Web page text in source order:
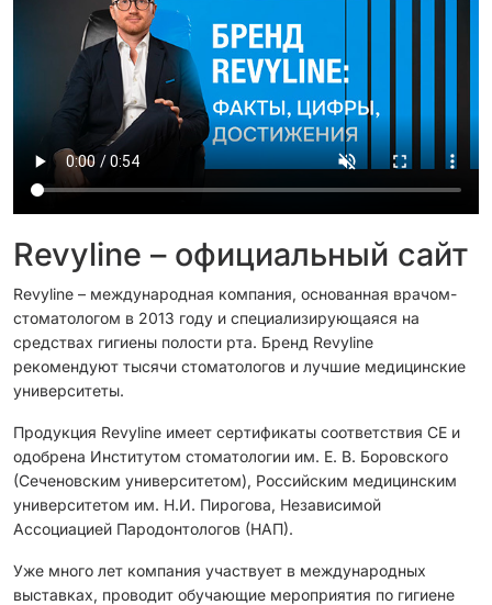
Revyline – официальный сайт
Revyline – международная компания, основанная врачом-
стоматологом в 2013 году и специализирующаяся на
средствах гигиены полости рта. Бренд Revyline
рекомендуют тысячи стоматологов и лучшие медицинские
университеты.
Продукция Revyline имеет сертификаты соответствия CЕ и
одобрена Институтом стоматологии им. Е. В. Боровского
(Сеченовским университетом), Российским медицинским
университетом им. Н.И. Пирогова, Независимой
Ассоциацией Пародонтологов (НАП).
Уже много лет компания участвует в международных
выставках, проводит обучающие мероприятия по гигиене